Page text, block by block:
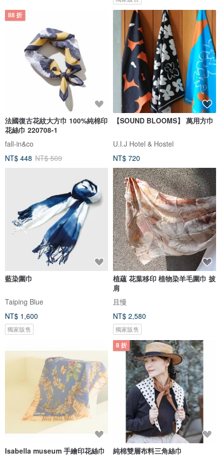
88 折
法國復古花紋大方巾 100%純棉印
花絲巾 220708-1
fall-in&co
NT$ 448 NT$ 509
【SOUND BLOOMS】 萬用方巾
U.I.J Hotel & Hostel
NT$ 720
藍染圍巾
Taiping Blue
NT$ 1,600
獨家販售
植蘊 花葉移印 植物染羊毛圍巾 披
肩
且慢
NT$ 2,580
獨家販售
Isabella museum 手繪印花絲巾
8 折
純棉雙層布料三角絲巾